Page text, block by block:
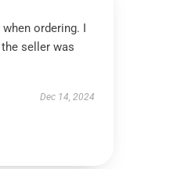
ordering. I
seller was
Dec 14, 2024